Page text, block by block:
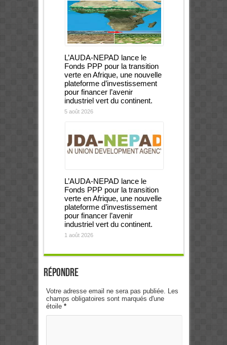
L’AUDA-NEPAD lance le
Fonds PPP pour la transition
verte en Afrique, une nouvelle
plateforme d’investissement
pour financer l’avenir
industriel vert du continent.
5 août 2026
L’AUDA-NEPAD lance le
Fonds PPP pour la transition
verte en Afrique, une nouvelle
plateforme d’investissement
pour financer l’avenir
industriel vert du continent.
1 août 2026
Répondre
Votre adresse email ne sera pas publiée. Les
champs obligatoires sont marqués d'une
étoile *